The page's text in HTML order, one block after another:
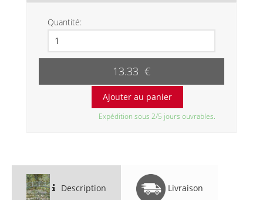
Quantité:
13.33 €
Expédition sous 2/5 jours ouvrables.
Description Livraison